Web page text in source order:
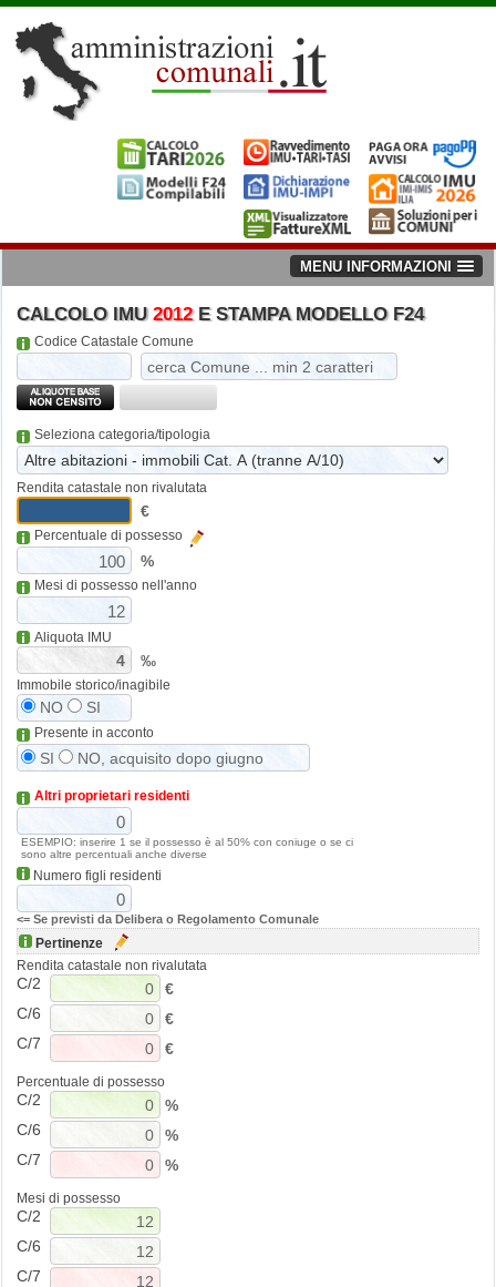
MENU INFORMAZIONI
CALCOLO IMU2012E STAMPA MODELLO F24
Codice Catastale Comune
Seleziona categoria/tipologia
Rendita catastale non rivalutata
€
Percentuale di possesso
%
Mesi di possesso nell'anno
Aliquota IMU
‰
Immobile storico/inagibile
NO SI
Presente in acconto
SI NO, acquisito dopo giugno
Altri proprietari residenti
ESEMPIO: inserire 1 se il possesso è al 50% con coniuge o se ci
sono altre percentuali anche diverse
Numero figli residenti
<= Se previsti da Delibera o Regolamento Comunale
Pertinenze
Rendita catastale non rivalutata
C/2
€
C/6
€
C/7
€
Percentuale di possesso
C/2
%
C/6
%
C/7
%
Mesi di possesso
C/2
C/6
C/7